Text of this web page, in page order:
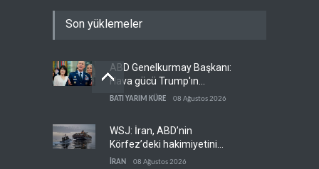
Son yüklemeler
ABD Genelkurmay Başkanı:
Hava gücü Trump'ın
hedeflerine yetmez
BATI YARIM KÜRE 08 Ağustos 2026
WSJ: İran, ABD’nin
Körfez’deki hakimiyetini
sona erdiriyor
İRAN 08 Ağustos 2026